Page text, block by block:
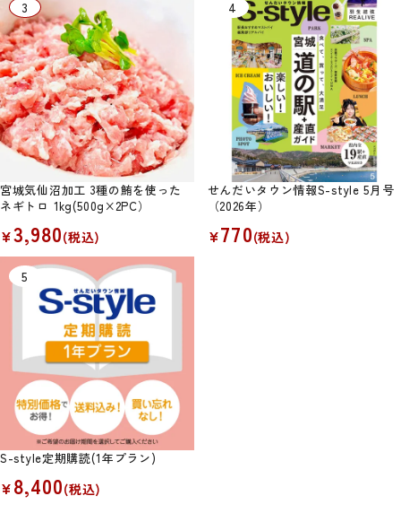
宮城気仙沼加工 3種の鮪を使った
ネギトロ 1kg(500g×2PC）
¥3,980(税込)
せんだいタウン情報S-style 5月号
（2026年）
¥770(税込)
S-style定期購読(1年プラン)
¥8,400(税込)